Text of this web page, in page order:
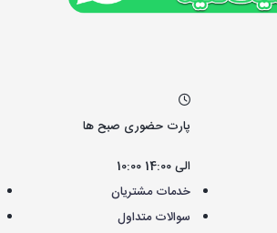
پارت حضوری صبح ها
10:00 الی 14:00
خدمات مشتریان
سوالات متداول